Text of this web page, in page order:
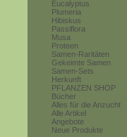
Eucalyptus
Plumeria
Hibiskus
Passiflora
Musa
Proteen
Samen-Raritäten
Gekeimte Samen
Samen-Sets
Herkunft
PFLANZEN SHOP
Bücher
Alles für die Anzucht
Alle Artikel
Angebote
Neue Produkte